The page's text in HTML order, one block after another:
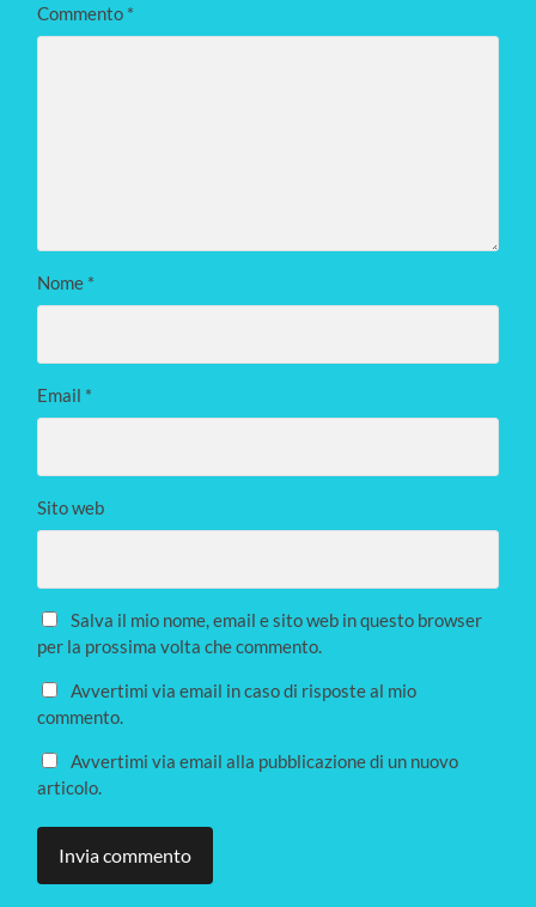
Commento *
Nome *
Email *
Sito web
Salva il mio nome, email e sito web in questo browser
per la prossima volta che commento.
Avvertimi via email in caso di risposte al mio
commento.
Avvertimi via email alla pubblicazione di un nuovo
articolo.